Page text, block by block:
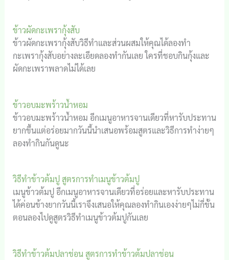
ข้าวผัดกะเพรากุ้งสับ
ข้าวผัดกะเพรากุ้งสับวิธีทำและส่วนผสมให้คุณได้ลองทำ
กะเพรากุ้งสับอย่างละเอียดลองทำกันเลย ใครที่ชอบกินกุ้งและ
ผัดกะเพราพลาดไม่ได้เลย
ข้าวอบมะพร้าวน้ำหอม
ข้าวอบมะพร้าวน้ำหอม อีกเมนูอาหารจานเดียวที่หารับประทาน
ยากขึ้นแต่อร่อยมากวันนี้นำเสนอพร้อมสูตรและวิธีการทำง่ายๆ
ลองทำกินกันดูนะ
วิธีทำข้าวต้มปู สูตรการทำเมนูข้าวต้มปู
เมนูข้าวต้มปู อีกเมนูอาหารจานเดียวที่อร่อยและหารับประทาน
ได้ค่อนข้างยากวันนี้เราจึงเสนอให้คุณลองทำกินเองง่ายๆไม่กี่ขั้น
ตอนลองไปดูสูตรวิธีทำเมนูข้าวต้มปูกันเลย
วิธีทำข้าวต้มปลาช่อน สูตรการทำข้าวต้มปลาช่อน